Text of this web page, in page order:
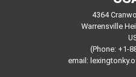
4364
Warrensville
(Phone: +1-
email: